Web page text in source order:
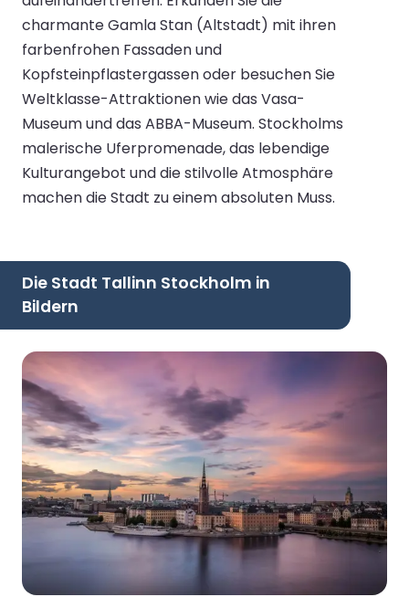
charmante Gamla Stan (Altstadt) mit ihren
farbenfrohen Fassaden und
Kopfsteinpflastergassen oder besuchen Sie
Weltklasse-Attraktionen wie das Vasa-
Museum und das ABBA-Museum. Stockholms
malerische Uferpromenade, das lebendige
Kulturangebot und die stilvolle Atmosphäre
machen die Stadt zu einem absoluten Muss.
Die Stadt Tallinn Stockholm in
Bildern